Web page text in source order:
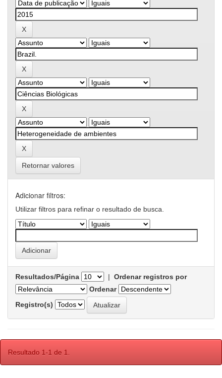
Retornar valores
Adicionar filtros:
Utilizar filtros para refinar o resultado de busca.
Resultados/Página | Ordenar registros por
Ordenar
Registro(s)
Resultado 1-1 de 1.